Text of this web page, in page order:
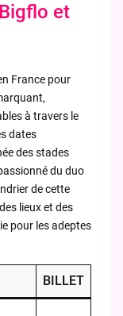
et
France pour
à travers le
dates
des stades
du duo
de cette
lieux et des
pour les adeptes
BILLET